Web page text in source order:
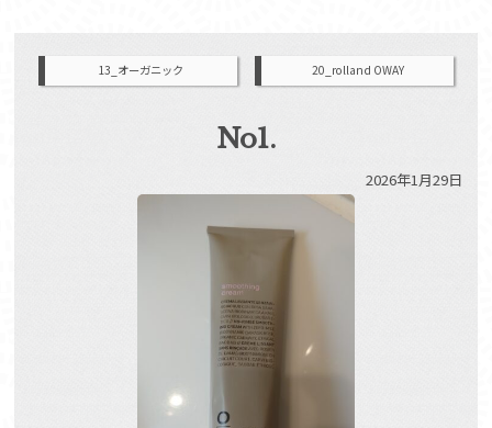
13_オーガニック 20_rolland OWAY
No1.
2026年1月29日